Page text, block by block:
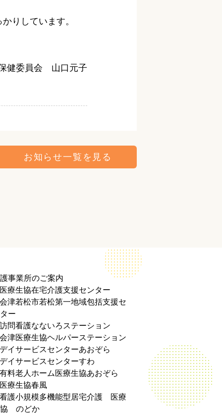
りしています。
健委員会 山口元子
お知らせ一覧を見る
事業所のご案内
医療生協在宅介護支援センター
会津若松市若松第一地域包括支援セ
ー
訪問看護なないろステーション
会津医療生協ヘルパーステーション
デイサービスセンターあおぞら
デイサービスセンターすわ
有料老人ホーム医療生協あおぞら
医療生協春風
看護小規模多機能型居宅介護 医療
のどか